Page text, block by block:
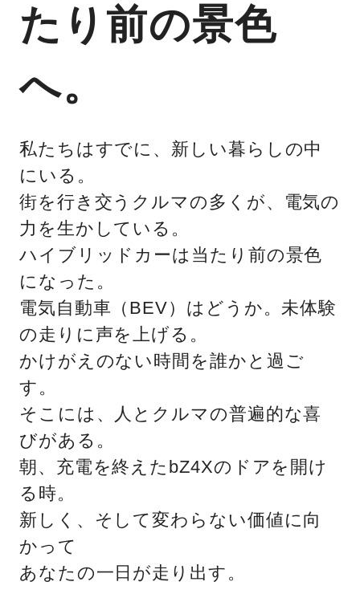
たり前の景色
へ。
私たちはすでに、新しい暮らしの中
にいる。
街を行き交うクルマの多くが、電気の
力を生かしている。
ハイブリッドカーは当たり前の景色
になった。
電気自動車（BEV）はどうか。未体験
の走りに声を上げる。
かけがえのない時間を誰かと過ご
す。
そこには、人とクルマの普遍的な喜
びがある。
朝、充電を終えたbZ4Xのドアを開け
る時。
新しく、そして変わらない価値に向
かって
あなたの一日が走り出す。